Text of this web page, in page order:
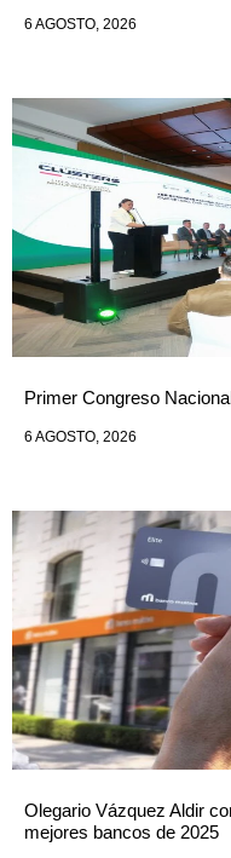
6 AGOSTO, 2026
Primer Congreso
6 AGOSTO, 2026
Olegario Vázquez Aldir
mejores bancos de 2025